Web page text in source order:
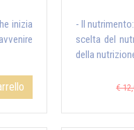
inizia
- Il
scelta del
della
€